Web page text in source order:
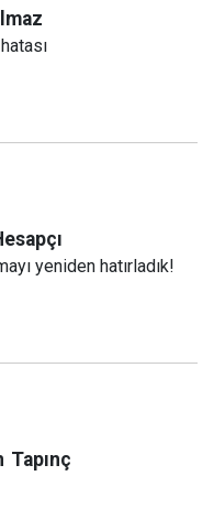
yeniden hatırladık!
Tapınç